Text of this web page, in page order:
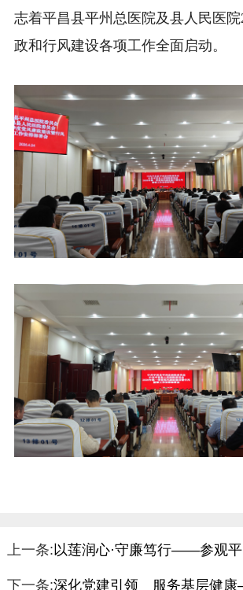
志着平昌县平州总医院及县人民医院
政和行风建设各项工作全面启动。
上一条:以莲润心·守廉笃行——参观平昌县警
下一条:深化党建引领 服务基层健康——平州总医院多支部